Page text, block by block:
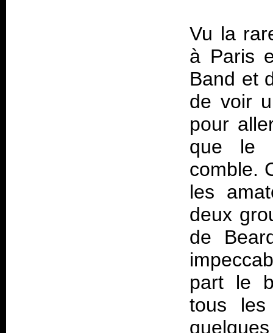
Vu la
à Paris
Band et
de voir
pour
que le
comble.
les
deux
de
part le
tous